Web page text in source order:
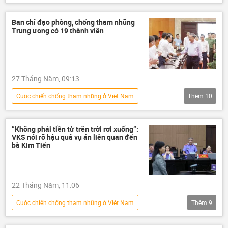
Việt Nam
tham nhũng vặt
tham nhũng
Tham ô tài sản
tham ô
Bộ Công an Việt Nam
Ban chỉ đạo phòng, chống tham nhũng
Trung ương có 19 thành viên
27 Tháng Năm, 09:13
Сuộc chiến chống tham nhũng ở Việt Nam
Việt Nam
thông tin
Tô Lâm
Chính trị
Bộ Chính Trị VN
tham nhũng vặt
tham nhũng
Thêm 10
“Không phải tiền từ trên trời rơi xuống”:
VKS nói rõ hậu quả vụ án liên quan đến
bà Kim Tiến
22 Tháng Năm, 11:06
Сuộc chiến chống tham nhũng ở Việt Nam
Việt Nam
tham nhũng vặt
Thêm 9